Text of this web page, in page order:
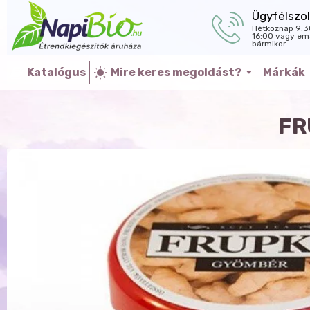
Hétköznap
16:00 vagy
bármikor
Katalógus Mire keres megoldást? Márkák